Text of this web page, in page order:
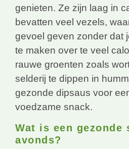
genieten. Ze zijn laag in
bevatten veel vezels,
gevoel geven zonder dat
te maken over te veel
rauwe groenten zoals
selderij te dippen in
gezonde dipsaus voor
voedzame snack.
Wat is een gezonde
avonds?